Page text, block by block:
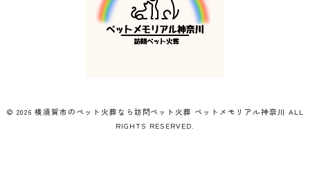
© 2026 横須賀市のペット火葬なら訪問ペット火葬 ペットメモリアル神奈川 ALL
RIGHTS RESERVED.